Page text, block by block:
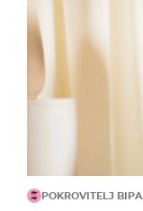
POKROVITELJ BIPA